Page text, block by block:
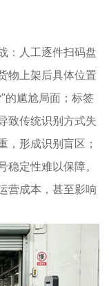
：人工逐件扫码盘
物上架后具体位置
的尴尬局面；标签
致传统识别方式失
，形成识别盲区；
稳定性难以保障。
营成本，甚至影响